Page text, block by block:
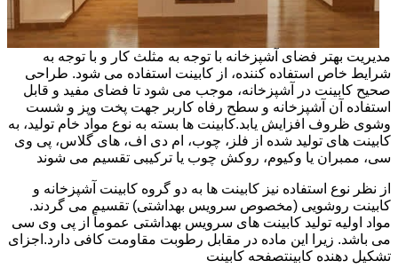
مدیریت بهتر فضای آشپزخانه با توجه به مثلث کار و با توجه به
شرایط خاص استفاده کننده، از کابینت استفاده می شود. طراحی
صحیح کابینت در آشپزخانه، موجب می شود تا فضای مفید و قابل
استفاده آن آشپزخانه و سطح رفاه کاربر جهت پخت وپز و شست
وشوی ظروف افزایش یابد.کابینت ها بسته به نوع مواد خام تولید، به
کابینت های تولید شده از فلز، چوب، ام دی اف، های گلاس، پی وی
سی، ممبران یا وکیوم، روکش چوب یا ترکیبی تقسیم می شوند
از نظر نوع استفاده نیز کابینت ها به دو گروه کابینت آشپزخانه و
کابینت روشویی (مخصوص سرویس بهداشتی) تقسیم می گردند.
مواد اولیه تولید کابینت های سرویس بهداشتی عموماً از پی وی سی
می باشد. زیرا این ماده در مقابل رطوبت مقاومت کافی دارد.اجزای
تشکیل دهنده کابینتصفحه کابینت